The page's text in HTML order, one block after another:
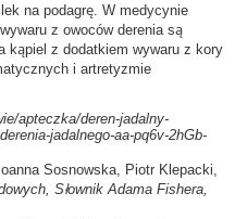
na podagrę. W medycynie
z owoców derenia są
kąpiel z dodatkiem wywaru z kory
i artretyzmie
apteczka/deren-jadalny-
jadalnego-aa-pq6v-2hGb-
Sosnowska, Piotr Klepacki,
Słownik Adama Fishera,